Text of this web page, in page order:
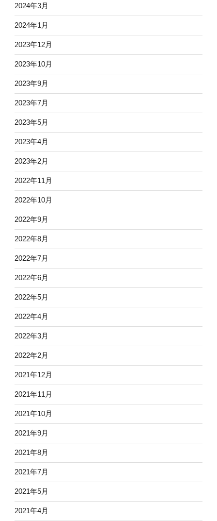
2024年3月
2024年1月
2023年12月
2023年10月
2023年9月
2023年7月
2023年5月
2023年4月
2023年2月
2022年11月
2022年10月
2022年9月
2022年8月
2022年7月
2022年6月
2022年5月
2022年4月
2022年3月
2022年2月
2021年12月
2021年11月
2021年10月
2021年9月
2021年8月
2021年7月
2021年5月
2021年4月